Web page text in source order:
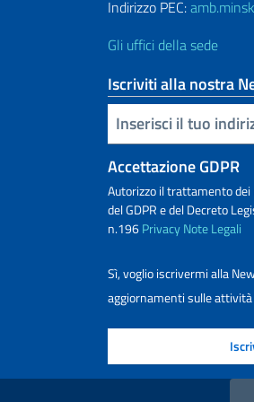
Indirizzo PEC:
Gli uffici della sede
Iscriviti alla nostra
Inserisci la tua email
Accettazione GDPR
Autorizzo il trattamento
del GDPR e del Decreto
n.196PrivacyNote Legali
Sì, voglio iscrivermi alla
aggiornamenti sulle